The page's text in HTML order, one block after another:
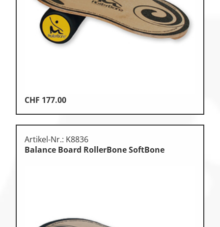
CHF 177.00
Artikel-Nr.: K8836
Balance Board RollerBone SoftBone